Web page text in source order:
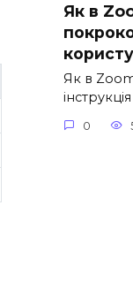
Як в
Як в
0